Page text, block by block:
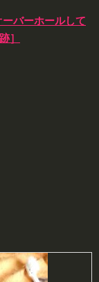
ーバーホールして
］